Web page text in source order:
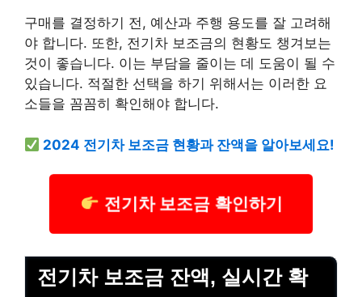
구매를 결정하기 전, 예산과 주행 용도를 잘 고려해
야 합니다. 또한, 전기차 보조금의 현황도 챙겨보는
것이 좋습니다. 이는 부담을 줄이는 데 도움이 될 수
있습니다. 적절한 선택을 하기 위해서는 이러한 요
소들을 꼼꼼히 확인해야 합니다.
2024 전기차 보조금 현황과 잔액을 알아보세요!
전기차 보조금 확인하기
전기차 보조금 잔액, 실시간 확